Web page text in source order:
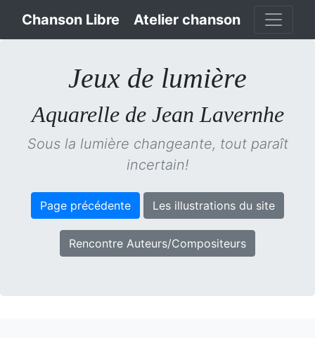
Chanson Libre Atelier chanson
Jeux de lumière
Aquarelle de Jean Lavernhe
Sous la lumière changeante, tout paraît
incertain!
Page précédente Les illustrations du site
Rencontre Auteurs/Compositeurs